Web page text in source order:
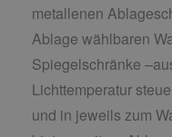
metallenen
Ablage wählbaren
Spiegelschränke
Lichttemperatur
und in jeweils zum